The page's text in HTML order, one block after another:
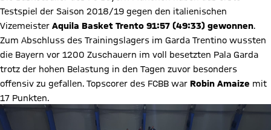
Testspiel der Saison 2018/19 gegen den italienischen
Vizemeister Aquila Basket Trento 91:57 (49:33) gewonnen.
Zum Abschluss des Trainingslagers im Garda Trentino wussten
die Bayern vor 1200 Zuschauern im voll besetzten Pala Garda
trotz der hohen Belastung in den Tagen zuvor besonders
offensiv zu gefallen. Topscorer des FCBB war Robin Amaize mit
17 Punkten.